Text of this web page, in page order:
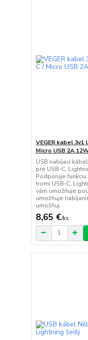
VEGER kabel 3v1
Micro USB 2A
USB nabíjací
pre USB-C,
Podporuje
tromi USB-C,
vám umožňuje
umožňuje
umožňuj
8,65 €/ks